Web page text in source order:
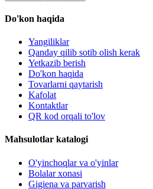
Do'kon haqida
Yangiliklar
Qanday qilib sotib olish kerak
Yetkazib berish
Do'kon haqida
Tovarlarni qaytarish
Kafolat
Kontaktlar
QR kod orqali to'lov
Mahsulotlar katalogi
O'yinchoqlar va o'yinlar
Bolalar xonasi
Gigiena va parvarish